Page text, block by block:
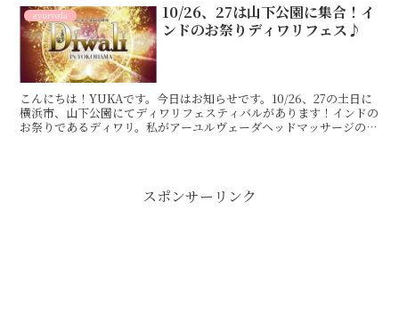
ayurveda
10/26、27は山下公園に集合！イ
ンドのお祭りディワリフェス♪
こんにちは！YUKAです。今日はお知らせです。10/26、27の土日に
横浜市、山下公園にてディワリフェスティバルがあります！インドの
お祭りであるディワリ。私がアーユルヴェーダヘッドマッサージのブ
スポンサーリンク